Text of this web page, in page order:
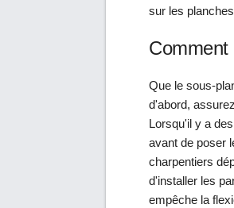
sur les
Comment
Que le sous-
d'abord,
Lorsqu'il y a
avant de poser
charpentiers
d'installer les
empêche la